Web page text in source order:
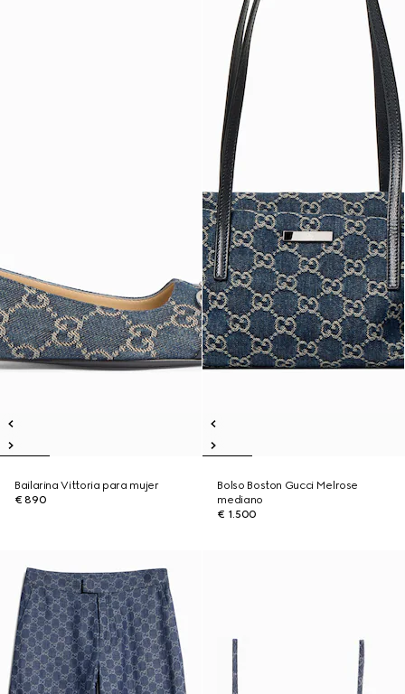
Bailarina Vittoria para mujer
€ 890
Bolso Boston Gucci Melrose
mediano
€ 1.500